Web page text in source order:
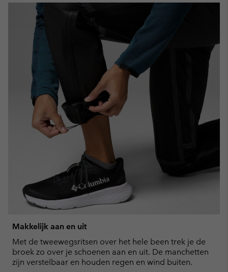
Makkelijk aan en uit
Met de tweewegsritsen over het hele been trek je de
broek zo over je schoenen aan en uit. De manchetten
zijn verstelbaar en houden regen en wind buiten.